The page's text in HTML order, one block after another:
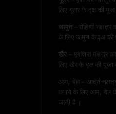
लिए गूलर के वृक्ष की
जामुन
– रोहिणी
के लिए जामुन के वृक्ष की
खैर
– मृगशिरा
लिए खैर के वृक्ष की पूजा
आम, बेल – आर्द्रा
बनाने के लिए आम, बेल के
जाती है ।